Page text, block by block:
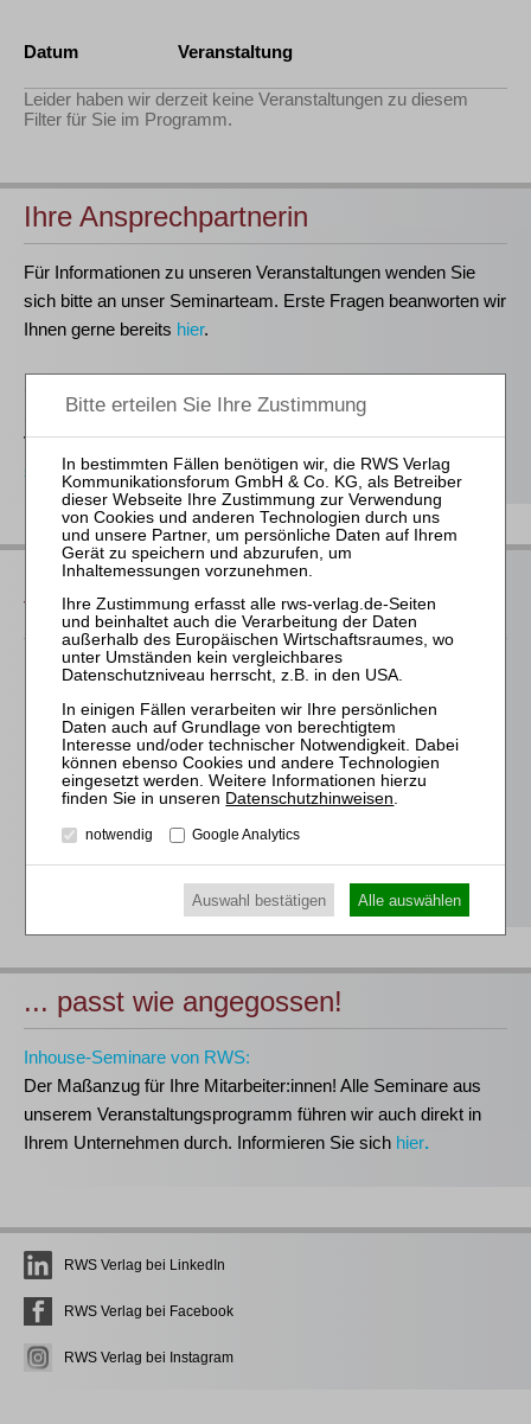
Datum Veranstaltung
Leider haben wir derzeit keine Veranstaltungen zu diesem
Filter für Sie im Programm.
Ihre Ansprechpartnerin
Für Informationen zu unseren Veranstaltungen wenden Sie
sich bitte an unser Seminarteam. Erste Fragen beanworten wir
Ihnen gerne bereits hier.
Seminarorganisation
T(0221)-400 88-15
seminar@rws-verlag.de
Das bieten Ihnen unsere
Veranstaltungen
Für alle Endgeräte kompatible und browserbasierte
Individuelle Assistenz bis zur Einwahl und Verbindung mit
unserem Online-Seminar
Hochwertige Unterlagen für die Teilnahme, ideal auch zum
späteren Nachschlagen
Erwerb des anerkanntenRWS-Zertifikats
Teilnahmebescheinigungen gemäßGOI, § 15 FAO und
... passt wie angegossen!
Inhouse-Seminare von RWS:
Der Maßanzug für Ihre Mitarbeiter:innen! Alle Seminare aus
unserem Veranstaltungsprogramm führen wir auch direkt in
Ihrem Unternehmen durch. Informieren Sie sich hier.
RWS Verlag bei LinkedIn
RWS Verlag bei Facebook
RWS Verlag bei Instagram
Datenschutzhinweisen
notwendig Google Analytics
Auswahl bestätigen Alle auswählen